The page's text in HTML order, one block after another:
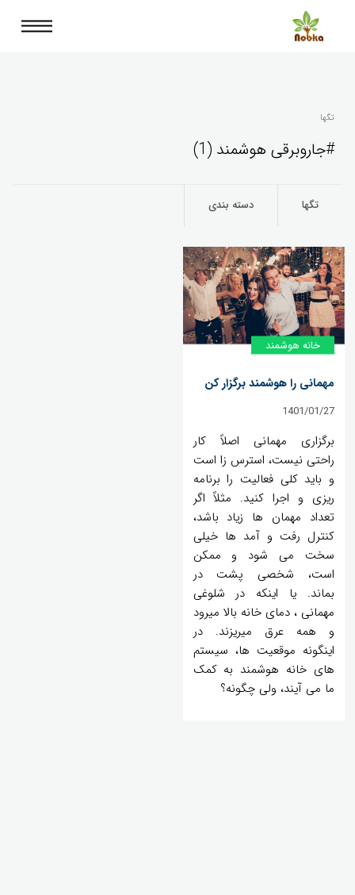
تگها
#جاروبرقی هوشمند (1)
تگها دسته بندی
خانه‌ هوشمند
مهمانی را هوشمند برگزار کن
1401/01/27
برگزاری مهمانی اصلاً کار
راحتی نیست، استرس زا است
و باید کلی فعالیت را برنامه
ریزی و اجرا کنید. مثلاً اگر
تعداد مهمان ها زیاد باشد،
کنترل رفت و آمد ها خیلی
سخت می شود و ممکن
است، شخصی پشت در
بماند. یا اینکه در شلوغی
مهمانی ، دمای خانه بالا میرود
و همه عرق میریزند. در
اینگونه موقعیت ها، سیستم
های خانه هوشمند به کمک
ما می آیند، ولی چگونه؟